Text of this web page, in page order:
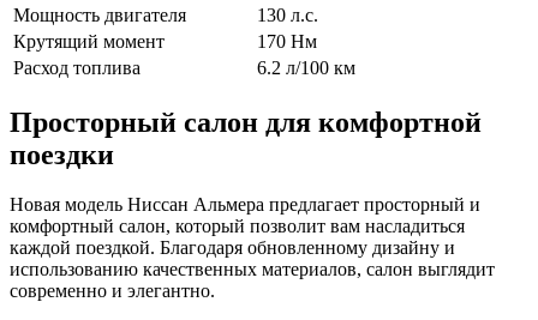
Мощность двигателя
130 л.с.
Крутящий момент
170 Нм
Расход топлива
6.2 л/100 км
Просторный салон для комфортной
поездки
Новая модель Ниссан Альмера предлагает просторный и
комфортный салон, который позволит вам насладиться
каждой поездкой. Благодаря обновленному дизайну и
использованию качественных материалов, салон выглядит
современно и элегантно.